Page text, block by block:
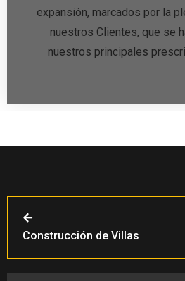
expansión, marcados por la
nuestros Clientes, que se
nuestros principales
Construcción de Villas